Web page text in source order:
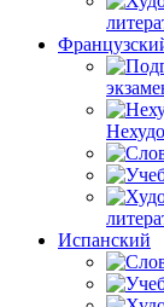
Испанский